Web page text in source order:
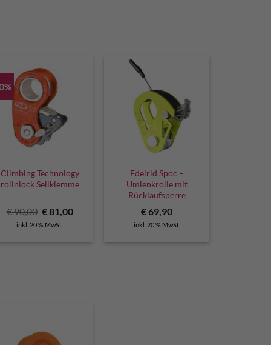
Climbing Technology
rollnlock Seilklemme
€90,00 Ursprünglicher
Preis
war:
€81,00Aktueller
inkl. 20 % MwSt.
Edelrid Spoc –
Umlenkrolle mit
Rücklaufsperre
€69,90
inkl. 20 % MwSt.